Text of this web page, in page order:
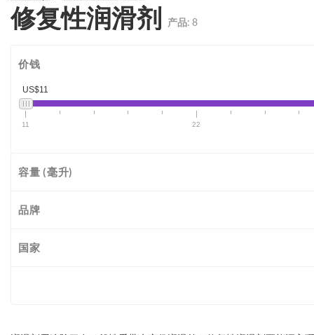
修复性润滑剂 产品: 8
价钱
US$11
11 22
容量 (毫升)
品牌
国家